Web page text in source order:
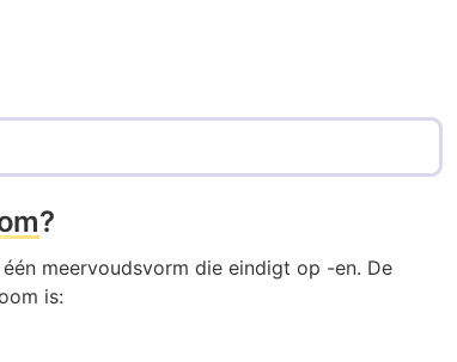
?
meervoudsvorm die eindigt op -en. De
is: